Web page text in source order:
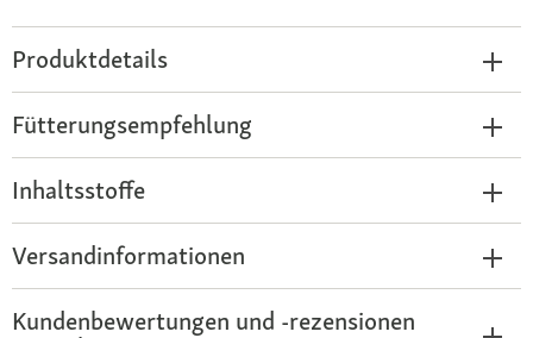
Produktdetails
Fütterungsempfehlung
Inhaltsstoffe
Versandinformationen
Kundenbewertungen und -rezensionen